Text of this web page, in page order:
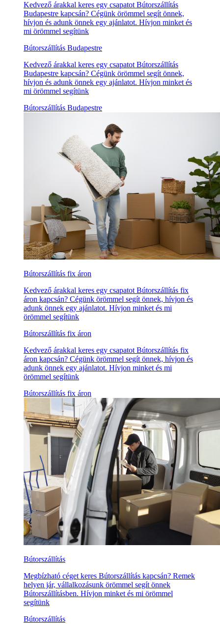
Kedvező árakkal keres egy csapatot Bútorszállítás
Budapestre kapcsán? Cégünk örömmel segít önnek,
hívjon és adunk önnek egy ajánlatot. Hívjon minket és
mi örömmel segítünk
Bútorszállítás Budapestre
Kedvező árakkal keres egy csapatot Bútorszállítás
Budapestre kapcsán? Cégünk örömmel segít önnek,
hívjon és adunk önnek egy ajánlatot. Hívjon minket és
mi örömmel segítünk
Bútorszállítás Budapestre
Bútorszállítás fix áron
Kedvező árakkal keres egy csapatot Bútorszállítás fix
áron kapcsán? Cégünk örömmel segít önnek, hívjon és
adunk önnek egy ajánlatot. Hívjon minket és mi
örömmel segítünk
Bútorszállítás fix áron
Kedvező árakkal keres egy csapatot Bútorszállítás fix
áron kapcsán? Cégünk örömmel segít önnek, hívjon és
adunk önnek egy ajánlatot. Hívjon minket és mi
örömmel segítünk
Bútorszállítás fix áron
Bútorszállítás
Megbízható céget keres Bútorszállítás kapcsán? Remek
helyen jár, vállalkozásunk örömmel segít önnek
Bútorszállításben. Hívjon minket és mi örömmel
segítünk
Bútorszállítás